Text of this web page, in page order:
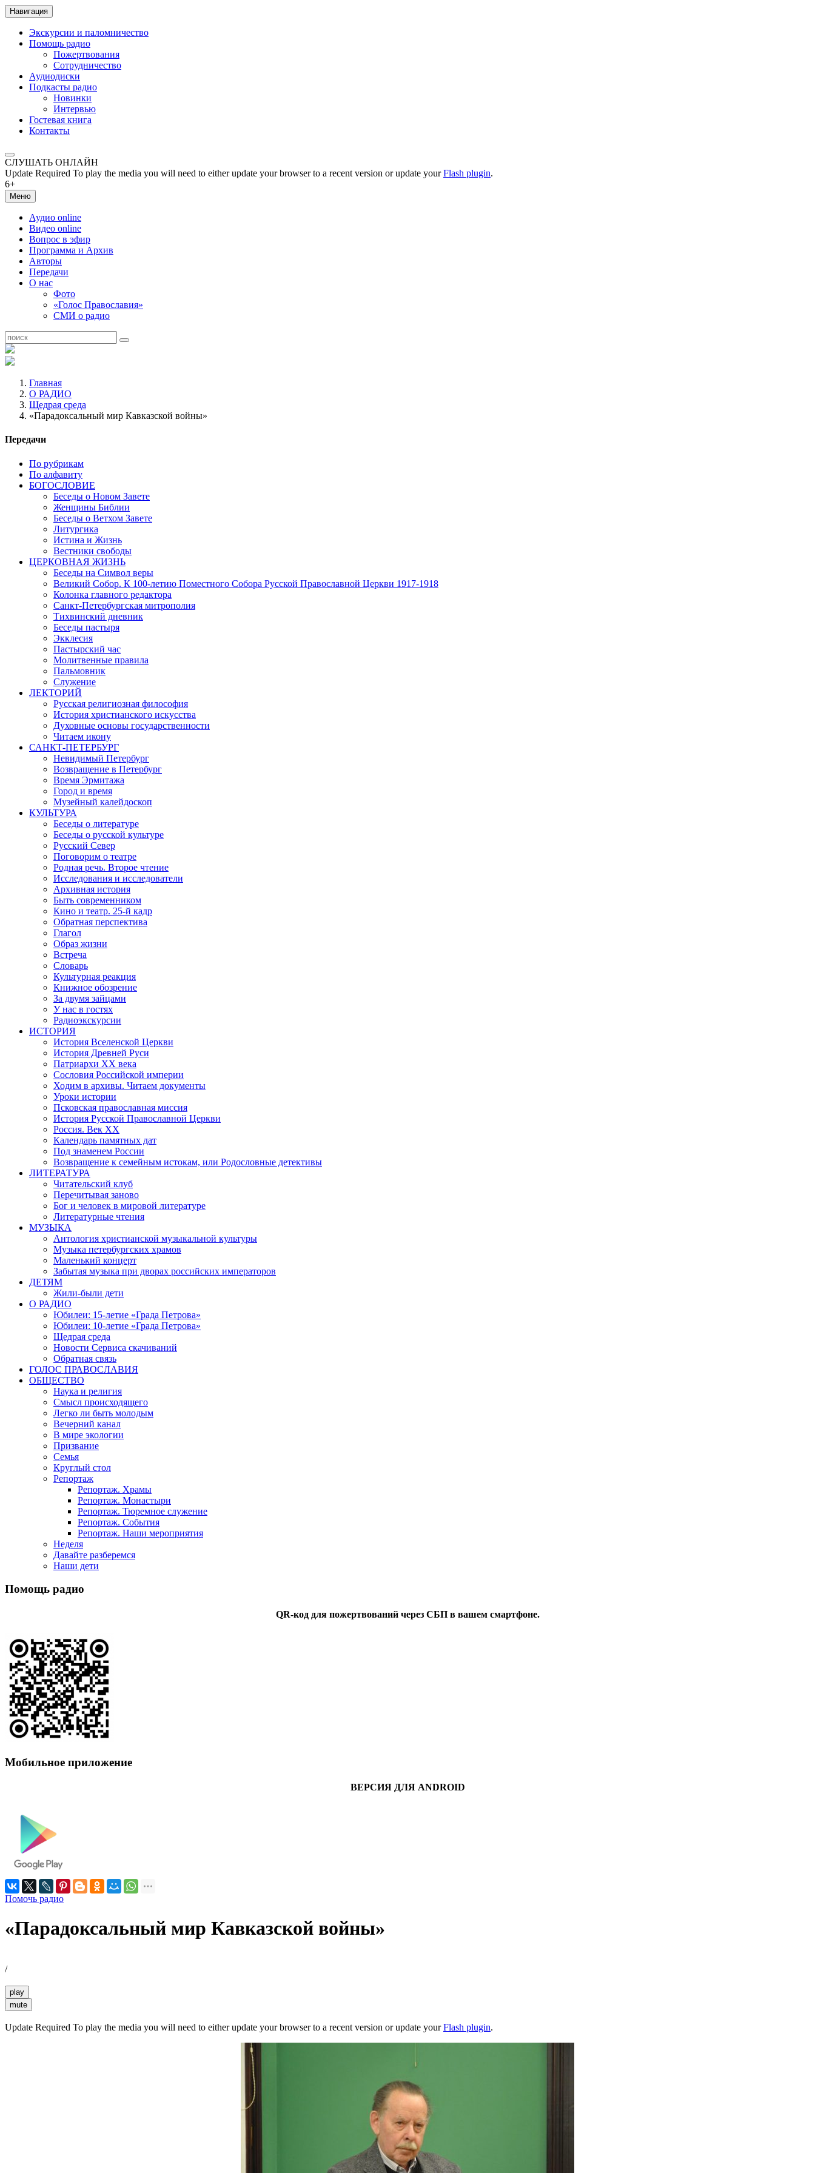
Навигация
Экскурсии и паломничество
Помощь радио
Пожертвования
Сотрудничество
Аудиодиски
Подкасты радио
Новинки
Интервью
Гостевая книга
Контакты
СЛУШАТЬ ОНЛАЙН
Update Required To play the media you will need to either update your browser to a recent version or update yourFlash plugin.
6+
Меню
Аудио online
Видео online
Вопрос в эфир
Программа и Архив
Авторы
Передачи
О нас
Фото
«Голос Православия»
СМИ о радио
Главная
О РАДИО
Щедрая среда
«Парадоксальный мир Кавказской войны»
Передачи
По рубрикам
По алфавиту
БОГОСЛОВИЕ
Беседы о Новом Завете
Женщины Библии
Беседы о Ветхом Завете
Литургика
Истина и Жизнь
Вестники свободы
ЦЕРКОВНАЯ ЖИЗНЬ
Беседы на Символ веры
Великий Собор. К 100-летию Поместного Собора Русской Православной Церкви 1917-1918
Колонка главного редактора
Санкт-Петербургская митрополия
Тихвинский дневник
Беседы пастыря
Экклесия
Пастырский час
Молитвенные правила
Пальмовник
Служение
ЛЕКТОРИЙ
Русская религиозная философия
История христианского искусства
Духовные основы государственности
Читаем икону
САНКТ-ПЕТЕРБУРГ
Невидимый Петербург
Возвращение в Петербург
Время Эрмитажа
Город и время
Музейный калейдоскоп
КУЛЬТУРА
Беседы о литературе
Беседы о русской культуре
Русский Север
Поговорим о театре
Родная речь. Второе чтение
Исследования и исследователи
Архивная история
Быть современником
Кино и театр. 25-й кадр
Обратная перспектива
Глагол
Образ жизни
Встреча
Словарь
Культурная реакция
Книжное обозрение
За двумя зайцами
У нас в гостях
Радиоэкскурсии
ИСТОРИЯ
История Вселенской Церкви
История Древней Руси
Патриархи XX века
Сословия Российской империи
Ходим в архивы. Читаем документы
Уроки истории
Псковская православная миссия
История Русской Православной Церкви
Россия. Век ХХ
Календарь памятных дат
Под знаменем России
Возвращение к семейным истокам, или Родословные детективы
ЛИТЕРАТУРА
Читательский клуб
Перечитывая заново
Бог и человек в мировой литературе
Литературные чтения
МУЗЫКА
Антология христианской музыкальной культуры
Музыка петербургских храмов
Маленький концерт
Забытая музыка при дворах российских императоров
ДЕТЯМ
Жили-были дети
О РАДИО
Юбилеи: 15-летие «Града Петрова»
Юбилеи: 10-летие «Града Петрова»
Щедрая среда
Новости Сервиса скачиваний
Обратная связь
ГОЛОС ПРАВОСЛАВИЯ
ОБЩЕСТВО
Наука и религия
Смысл происходящего
Легко ли быть молодым
Вечерний канал
В мире экологии
Призвание
Семья
Круглый стол
Репортаж
Репортаж. Храмы
Репортаж. Монастыри
Репортаж. Тюремное служение
Репортаж. События
Репортаж. Наши мероприятия
Неделя
Давайте разберемся
Наши дети
Помощь радио
QR-код для пожертвований через СБП в вашем смартфоне.
Мобильное приложение
ВЕРСИЯ ДЛЯ ANDROID
Помочь радио
«Парадоксальный мир Кавказской войны»
/
play
mute
Update Required To play the media you will need to either update your browser to a recent version or update yourFlash plugin.